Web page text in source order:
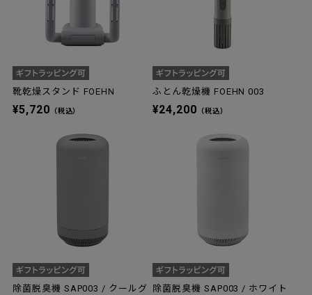
靴乾燥スタンド FOEHN
¥5,720 （税込）
ふとん乾燥機 FOEHN 003
¥24,200 （税込）
除菌脱臭機 SAP003 / クールグ
除菌脱臭機 SAP003 / ホワイト